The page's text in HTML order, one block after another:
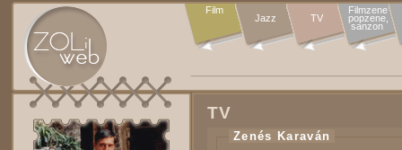
Film
Jazz TV
Filmzene
popzene,
sanzon
TV
Zenés Karaván